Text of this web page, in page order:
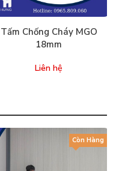
Tấm Chống Cháy MGO
18mm
Liên hệ
Còn Hàng